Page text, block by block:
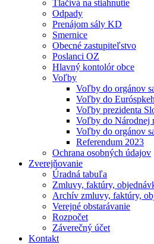
Tlačivá na stiahnutie
Odpady
Prenájom sály KD
Smernice
Obecné zastupiteľstvo
Poslanci OZ
Hlavný kontolór obce
Voľby
Voľby do orgánov
Voľby do
Voľby prezidenta
Voľby do Národnej
Voľby do orgánov
Referendum 2023
Ochrana osobných údajov
Zverejňovanie
Úradná tabuľa
Zmluvy, faktúry,
Archív zmluvy, faktúry,
Verejné obstarávanie
Rozpočet
Záverečný účet
Kontakt